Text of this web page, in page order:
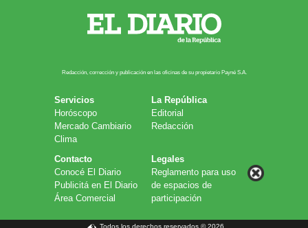
Redacción, corrección y publicación en las oficinas de su propietario Payn​é S.A.
Servicios
Horóscopo
Mercado Cambiario
Clima
La República
Editorial
Redacción
Contacto
Conocé El Diario
Publicitá en El Diario
Área Comercial
Legales
Reglamento para uso
de espacios de
participación
Todos los derechos reservados © 2026